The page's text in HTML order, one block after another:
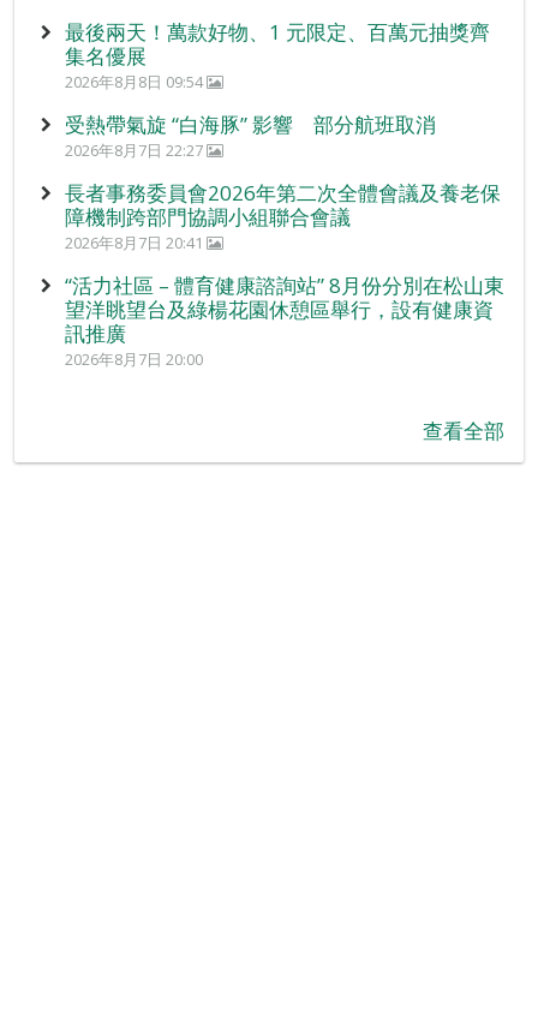
最後兩天！萬款好物、1 元限定、百萬元抽獎齊
集名優展
2026年8月8日 09:54
受熱帶氣旋 “白海豚” 影響 部分航班取消
2026年8月7日 22:27
長者事務委員會2026年第二次全體會議及養老保
障機制跨部門協調小組聯合會議
2026年8月7日 20:41
“活力社區 – 體育健康諮詢站” 8月份分別在松山東
望洋眺望台及綠楊花園休憩區舉行，設有健康資
訊推廣
2026年8月7日 20:00
查看全部